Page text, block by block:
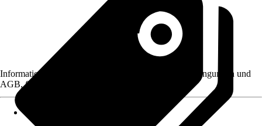
Informationen des Verkäufers, wie z. B. Rückgabebedingungen und
AGB, finden Sie bei Klick auf den Verkäufernamen.